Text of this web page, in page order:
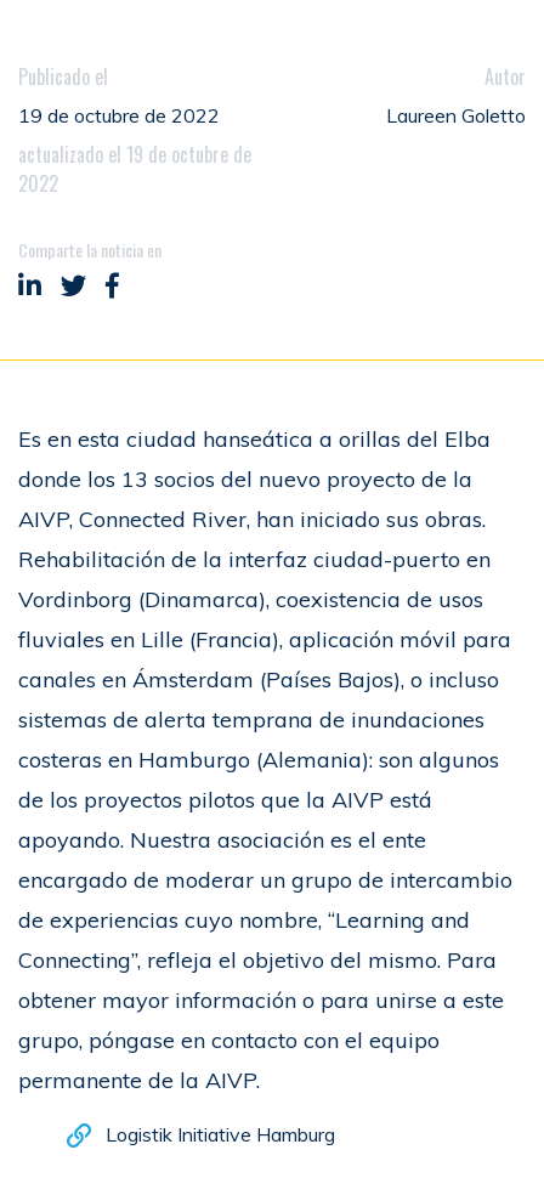
Publicado el
19 de octubre de 2022
actualizado el 19 de octubre de
2022
Autor
Laureen Goletto
Comparte la noticia en
Compartir en LinkedIn
Compartir en Twitter
Compartir en Facebook
Es en esta ciudad hanseática a orillas del Elba
donde los 13 socios del nuevo proyecto de la
AIVP, Connected River, han iniciado sus obras.
Rehabilitación de la interfaz ciudad-puerto en
Vordinborg (Dinamarca), coexistencia de usos
fluviales en Lille (Francia), aplicación móvil para
canales en Ámsterdam (Países Bajos), o incluso
sistemas de alerta temprana de inundaciones
costeras en Hamburgo (Alemania): son algunos
de los proyectos pilotos que la AIVP está
apoyando. Nuestra asociación es el ente
encargado de moderar un grupo de intercambio
de experiencias cuyo nombre, “Learning and
Connecting”, refleja el objetivo del mismo. Para
obtener mayor información o para unirse a este
grupo, póngase en contacto con el equipo
permanente de la AIVP.
Logistik Initiative Hamburg